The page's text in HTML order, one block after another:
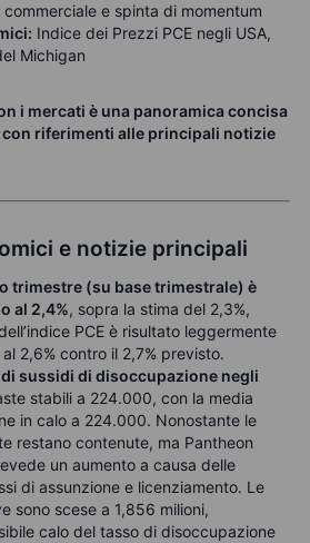
e spinta di momentum
Indice dei Prezzi PCE negli USA,
Michigan
i mercati è una panoramica concisa
riferimenti alle principali notizie
e notizie principali
trimestre (su base trimestrale) è
al 2,4%, sopra la stima del 2,3%,
PCE è risultato leggermente
2,6% contro il 2,7% previsto.
sussidi di disoccupazione negli
stabili a 224.000, con la media
in calo a 224.000. Nonostante le
restano contenute, ma Pantheon
un aumento a causa delle
di assunzione e licenziamento. Le
sono scese a 1,856 milioni,
calo del tasso di disoccupazione